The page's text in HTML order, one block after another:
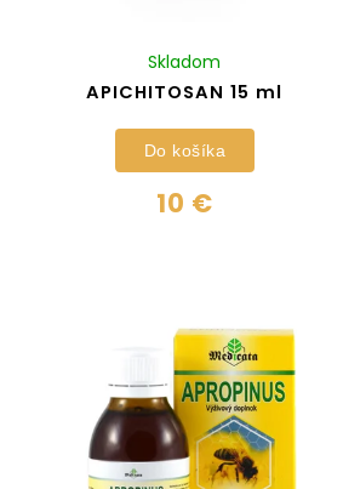
APICHITOSAN 15 ml
Skladom
10 €
Do košíka